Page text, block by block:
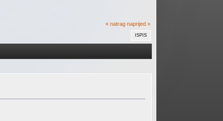
« natrag naprijed »
ISPIS